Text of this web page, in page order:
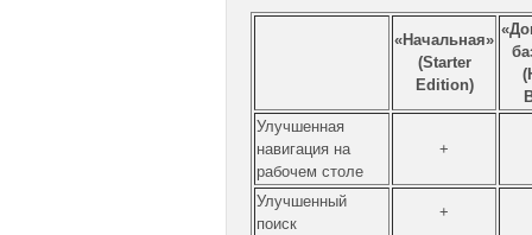
«Начальная»
(Starter
Edition)
Улучшенная
навигация на
рабочем столе
+
Улучшенный
поиск
+